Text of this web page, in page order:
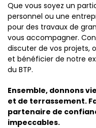
Que vous soyez un
personnel ou une
pour des travaux de
vous accompagner.
discuter de vos projets,
et bénéficier de notre
du BTP.
Ensemble, donnons
et de terrassement.
partenaire de
impeccables.